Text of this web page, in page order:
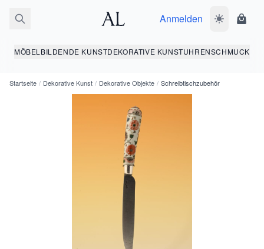
Anmelden
MÖBEL BILDENDE KUNSTDEKORATIVE KUNSTUHRENSCHMUCK
Startseite / Dekorative Kunst / Dekorative Objekte / Schreibtischzubehör